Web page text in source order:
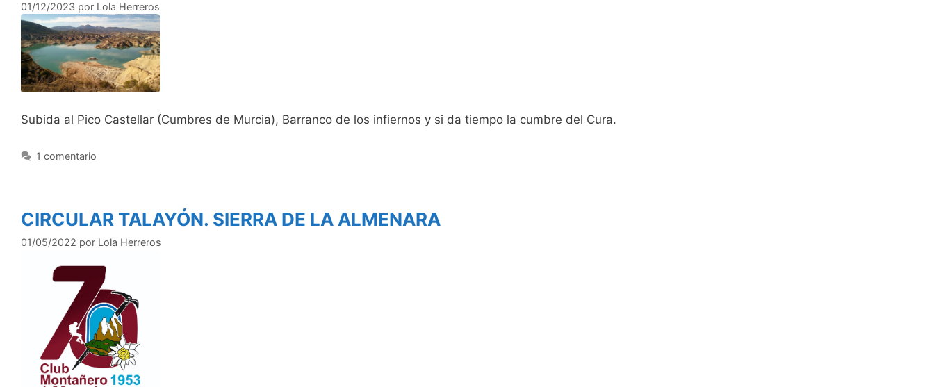
01/12/2023 por Lola Herreros
Subida al Pico Castellar (Cumbres de Murcia), Barranco de los infiernos y si da tiempo la cumbre del Cura.
1 comentario
CIRCULAR TALAYÓN. SIERRA DE LA ALMENARA
01/05/2022 por Lola Herreros